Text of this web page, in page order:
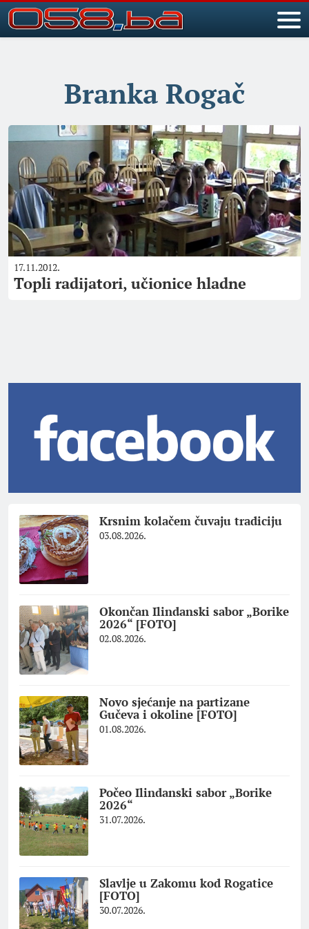
Branka Rogač
17.11.2012.
Topli radijatori, učionice hladne
Krsnim kolačem čuvaju tradiciju
03.08.2026.
Okončan Ilindanski sabor „Borike
2026“ [FOTO]
02.08.2026.
Novo sjećanje na partizane
Gučeva i okoline [FOTO]
01.08.2026.
Počeo Ilindanski sabor „Borike
2026“
31.07.2026.
Slavlje u Zakomu kod Rogatice
[FOTO]
30.07.2026.